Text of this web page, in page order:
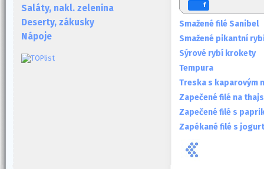
Saláty, nakl. zelenina
Deserty, zákusky
Nápoje
f
Smažené filé Sanibel
Smažené pikantní
Sýrové rybí krokety
Tempura
Treska s kaparovým
Zapečené filé na
Zapečené filé s
Zapékané filé s